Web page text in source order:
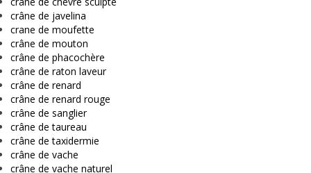
crâne de javelina
crane de moufette
crâne de mouton
crâne de phacochère
crâne de raton laveur
crâne de renard
crâne de renard rouge
crâne de sanglier
crâne de taureau
crâne de taxidermie
crâne de vache
crâne de vache naturel